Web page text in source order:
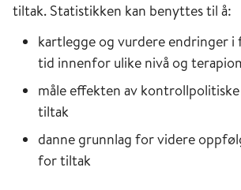
tiltak. Statistikken kan benyttes til å:
kartlegge og vurdere endringer
tid innenfor ulike nivå og
måle effekten av
tiltak
danne grunnlag for videre
for tiltak